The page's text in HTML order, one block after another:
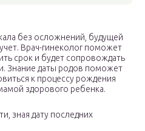
без осложнений, будущей
Врач-гинеколог поможет
срок и будет сопровождать
Знание даты родов поможет
к процессу рождения
здорового ребенка.
зная дату последних